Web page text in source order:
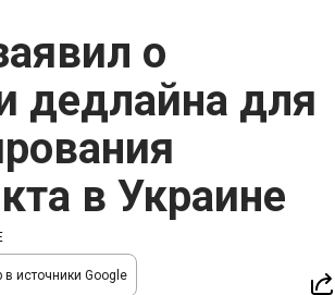
о
дедлайна для
в Украине
источники Google